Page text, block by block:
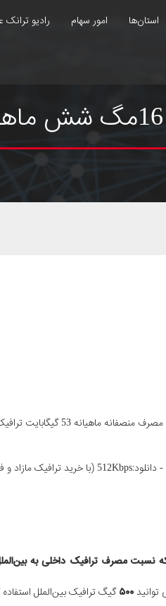
استان‌ها امور سهام رادیو
توانید۵۰۰ گیگ ترافیک بین‌الملل استفاده